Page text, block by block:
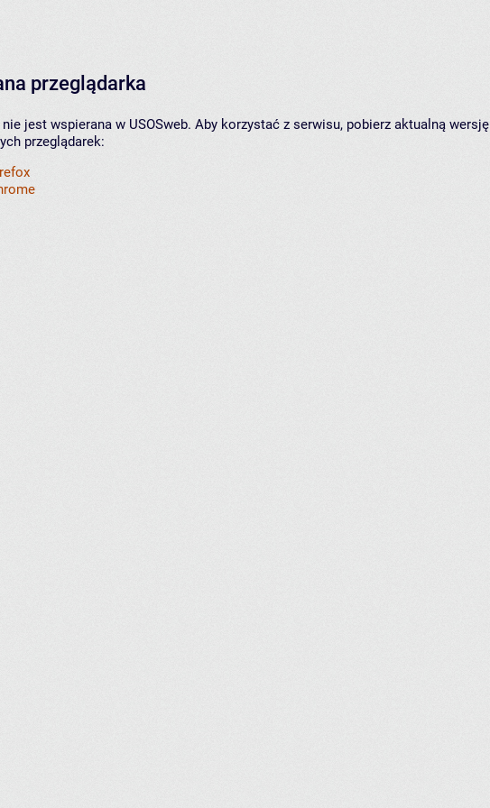
przeglądarka
jest wspierana w USOSweb. Aby korzystać z serwisu, pobierz aktualną wersję
przeglądarek: